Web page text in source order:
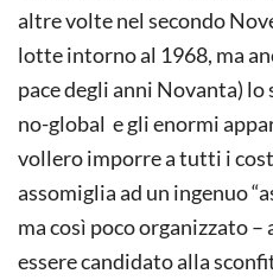
altre volte nel secondo
lotte intorno al 1968, ma
pace degli anni Novanta)
no-global e gli enormi
vollero imporre a tutti i
assomiglia ad un ingenuo
ma così poco organizzato –
essere candidato alla